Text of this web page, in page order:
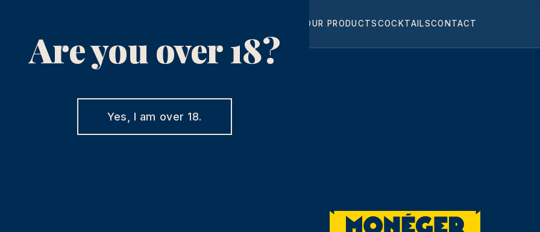
Are you over 18?
Yes, I am over 18.
OUR PRODUCTSCOCKTAILSCONTACT